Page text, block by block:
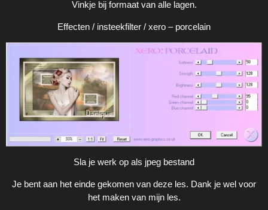
Vinkje bij formaat van alle lagen.
Effecten / insteekfilter / xero – porcelain
Sla je werk op als jpeg bestand
Je bent aan het einde gekomen van deze les. Dank je wel voor
het maken van mijn les.